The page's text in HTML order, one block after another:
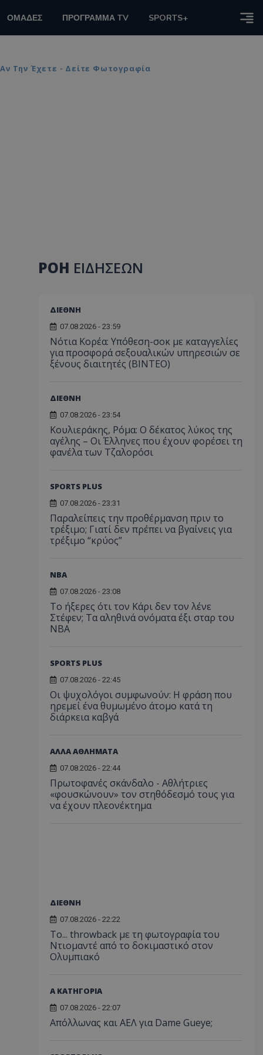
ΟΜΑΔΕΣ ΠΡΟΓΡΑΜΜΑ TV SPORTS+
Την Έχετε - Δείτε Φωτογραφία
ΡΟΗ ΕΙΔΗΣΕΩΝ
ΔΙΕΘΝΗ
07.08.2026 - 23:59
Νότια Κορέα: Υπόθεση-σοκ με καταγγελίες
για προσφορά σεξουαλικών υπηρεσιών σε
ξένους διαιτητές (BINTEO)
ΔΙΕΘΝΗ
07.08.2026 - 23:54
Κουλιεράκης, Ρόμα: Ο δέκατος λύκος της
αγέλης – Οι Έλληνες που έχουν φορέσει τη
φανέλα των Τζαλορόσι
SPORTS PLUS
07.08.2026 - 23:31
Παραλείπεις την προθέρμανση πριν το
τρέξιμο; Γιατί δεν πρέπει να βγαίνεις για
τρέξιμο “κρύος”
NBA
07.08.2026 - 23:08
Το ήξερες ότι τον Κάρι δεν τον λένε
Στέφεν; Τα αληθινά ονόματα έξι σταρ του
NBA
SPORTS PLUS
07.08.2026 - 22:45
Οι ψυχολόγοι συμφωνούν: Η φράση που
ηρεμεί ένα θυμωμένο άτομο κατά τη
διάρκεια καβγά
ΑΛΛΑ ΑΘΛΗΜΑΤΑ
07.08.2026 - 22:44
Πρωτοφανές σκάνδαλο - Aθλήτριες
«φουσκώνουν» τον στηθόδεσμό τους για
να έχουν πλεονέκτημα
ΔΙΕΘΝΗ
07.08.2026 - 22:22
Το... throwback με τη φωτογραφία του
Ντιομαντέ από το δοκιμαστικό στον
Ολυμπιακό
Α ΚΑΤΗΓΟΡΙΑ
07.08.2026 - 22:07
Απόλλωνας και ΑΕΛ για Dame Gueye;